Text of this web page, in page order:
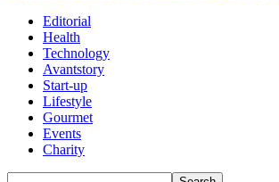
Editorial
Health
Technology
Avantstory
Start-up
Lifestyle
Gourmet
Events
Charity